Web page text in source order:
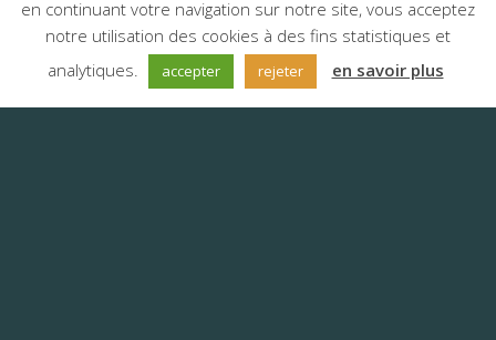
;
en continuant votre navigation sur notre site, vous acceptez
notre utilisation des cookies à des fins statistiques et
analytiques.
accepter rejeter en savoir plus